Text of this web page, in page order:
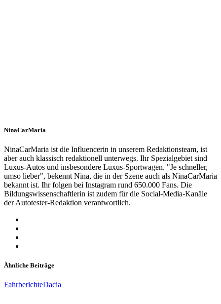
NinaCarMaria
NinaCarMaria ist die Influencerin in unserem Redaktionsteam, ist
aber auch klassisch redaktionell unterwegs. Ihr Spezialgebiet sind
Luxus-Autos und insbesondere Luxus-Sportwagen. "Je schneller,
umso lieber", bekennt Nina, die in der Szene auch als NinaCarMaria
bekannt ist. Ihr folgen bei Instagram rund 650.000 Fans. Die
Bildungswissenschaftlerin ist zudem für die Social-Media-Kanäle
der Autotester-Redaktion verantwortlich.
Ähnliche Beiträge
FahrberichteDacia